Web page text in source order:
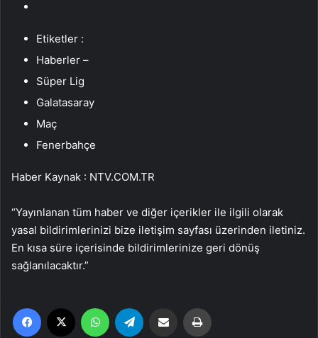
Etiketler :
Haberler –
Süper Lig
Galatasaray
Maç
Fenerbahçe
Haber Kaynak : NTV.COM.TR
“Yayınlanan tüm haber ve diğer içerikler ile ilgili olarak
yasal bildirimlerinizi bize iletişim sayfası üzerinden iletiniz.
En kısa süre içerisinde bildirimlerinize geri dönüş
sağlanılacaktır.”
Facebook WhatsApp Email'den paylaş